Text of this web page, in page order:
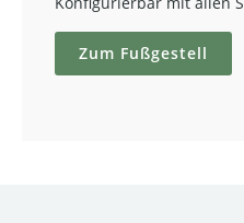
Zum Fußgestell